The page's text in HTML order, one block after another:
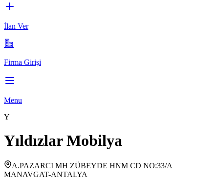
İlan Ver
Firma Girişi
Menu
Y
Yıldızlar Mobilya
A.PAZARCI MH ZÜBEYDE HNM CD NO:33/A
MANAVGAT-ANTALYA